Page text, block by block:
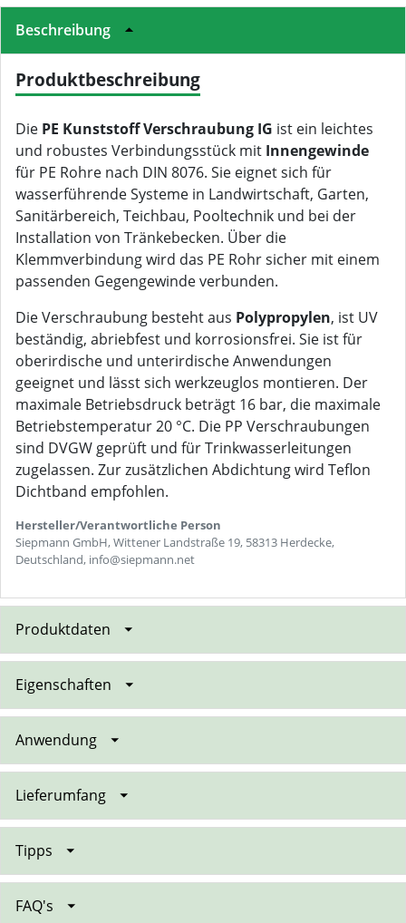
Beschreibung
Produktbeschreibung
Die PE Kunststoff Verschraubung IG ist ein leichtes
und robustes Verbindungsstück mit Innengewinde
für PE Rohre nach DIN 8076. Sie eignet sich für
wasserführende Systeme in Landwirtschaft, Garten,
Sanitärbereich, Teichbau, Pooltechnik und bei der
Installation von Tränkebecken. Über die
Klemmverbindung wird das PE Rohr sicher mit einem
passenden Gegengewinde verbunden.
Die Verschraubung besteht aus Polypropylen, ist UV
beständig, abriebfest und korrosionsfrei. Sie ist für
oberirdische und unterirdische Anwendungen
geeignet und lässt sich werkzeuglos montieren. Der
maximale Betriebsdruck beträgt 16 bar, die maximale
Betriebstemperatur 20 °C. Die PP Verschraubungen
sind DVGW geprüft und für Trinkwasserleitungen
zugelassen. Zur zusätzlichen Abdichtung wird Teflon
Dichtband empfohlen.
Hersteller/Verantwortliche Person
Siepmann GmbH, Wittener Landstraße 19, 58313 Herdecke,
Deutschland, info@siepmann.net
Produktdaten
Eigenschaften
Anwendung
Lieferumfang
Tipps
FAQ's